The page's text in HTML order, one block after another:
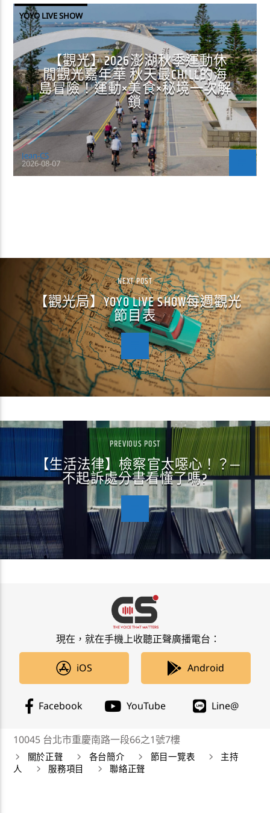
YOYO LIVE SHOW
【觀光】2026澎湖秋季運動休
閒觀光嘉年華 秋天最CHILL的海
島冒險！運動×美食×秘境一次解
鎖
Jean-CS
2026-08-07
NEXT POST
【觀光局】YOYO LIVE SHOW每週觀光
節目表
PREVIOUS POST
【生活法律】檢察官太噁心！？─
不起訴處分書看懂了嗎?
現在，就在手機上收聽正聲廣播電台：
iOS Android
Facebook YouTube Line@
10045 台北市重慶南路一段66之1號7樓
關於正聲
各台簡介 節目一覽表
主持
人
服務項目 聯絡正聲